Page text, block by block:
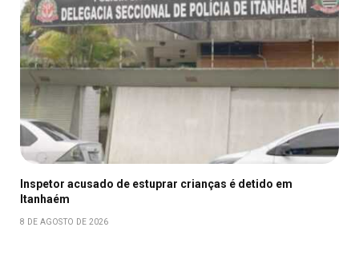
Inspetor acusado de estuprar crianças é detido em
Itanhaém
8 DE AGOSTO DE 2026